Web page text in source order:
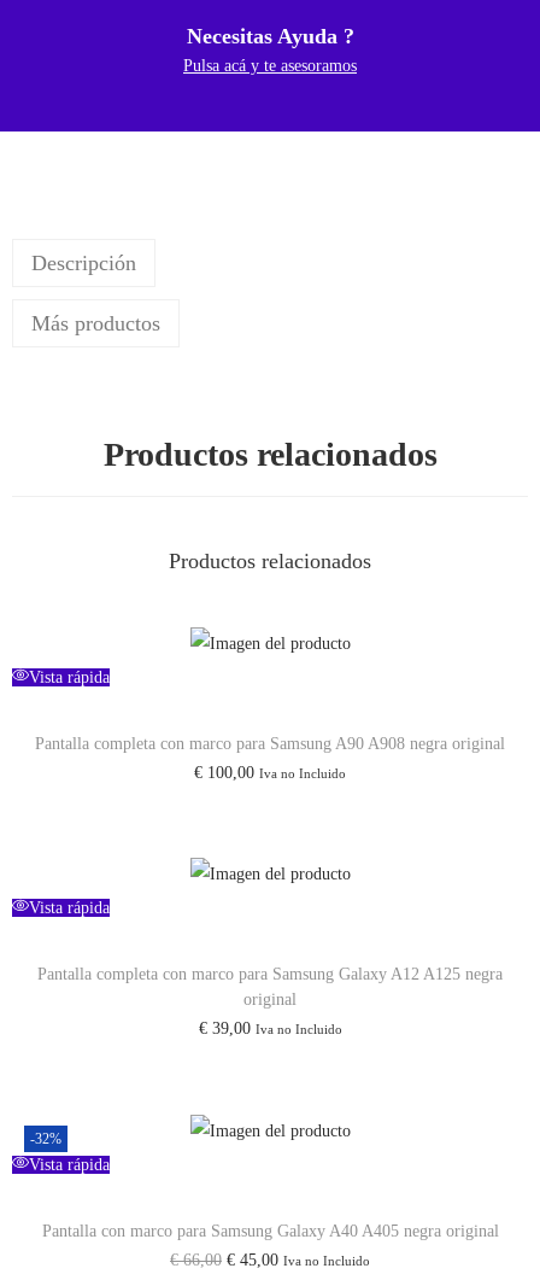
Necesitas Ayuda ?
Pulsa acá y te asesoramos
Descripción
Más productos
Productos relacionados
Productos relacionados
Vista rápida
Pantalla completa con marco para Samsung A90 A908 negra original
€ 100,00 Iva no Incluido
Vista rápida
Pantalla completa con marco para Samsung Galaxy A12 A125 negra
original
€39,00 Iva no Incluido
-32%
Vista rápida
Pantalla con marco para Samsung Galaxy A40 A405 negra original
€66,00 € 45,00 Iva no Incluido